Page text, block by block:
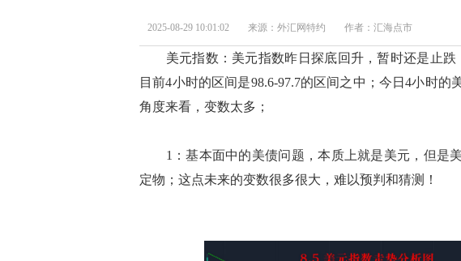
2025-08-29 10:01:02 来源：外汇网特约 作者：汇海点市
美元指数：美元指数昨日探底回升，暂时还是止跌
目前4小时的区间是98.6-97.7的区间之中；今日4小时
角度来看，变数太多；
1：基本面中的美债问题，本质上就是美元，但是
定物；这点未来的变数很多很大，难以预判和猜测！